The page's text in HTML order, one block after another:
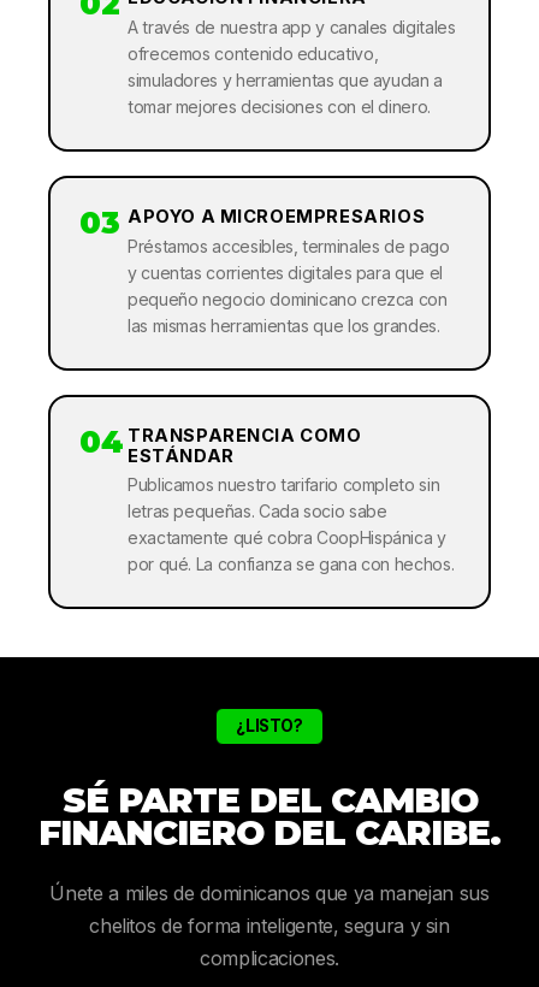
A través de nuestra app y canales digitales
ofrecemos contenido educativo,
simuladores y herramientas que ayudan a
tomar mejores decisiones con el dinero.
03 APOYO A MICROEMPRESARIOS
Préstamos accesibles, terminales de pago
y cuentas corrientes digitales para que el
pequeño negocio dominicano crezca con
las mismas herramientas que los grandes.
04 TRANSPARENCIA COMO
ESTÁNDAR
Publicamos nuestro tarifario completo sin
letras pequeñas. Cada socio sabe
exactamente qué cobra CoopHispánica y
por qué. La confianza se gana con hechos.
¿LISTO?
SÉ PARTE DEL CAMBIO
FINANCIERO DEL CARIBE.
Únete a miles de dominicanos que ya manejan sus
chelitos de forma inteligente, segura y sin
complicaciones.